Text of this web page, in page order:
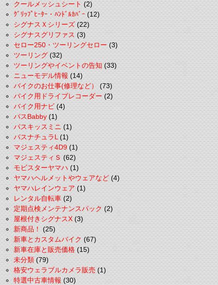
クールメッシュシート(2)
ｸﾞﾘｯﾌﾟﾋｰﾀｰ・ﾊﾝﾄﾞﾙｶﾊﾞｰ(12)
シグナスＸシリーズ(22)
シグナスグリファス(3)
セロー250・ツーリングセロー(3)
ツーリング(32)
ツーリングやイベントの告知(33)
ニューモデル情報(14)
バイクのお仕事(修理など）(73)
バイク用ドライブレコーダー(2)
バイク用ナビ(4)
パスBabby(1)
パスキッスミニ(1)
パスナチュラL(1)
マジェスティ4D9(1)
マジェスティＳ(62)
モビスターヤマハ(1)
ヤマハヘルメットやウェアなど(4)
ヤマハレインウェア(1)
レンタル自転車(2)
定期点検メンテナンスパック(2)
屋根付きシグナスX(3)
新商品！(25)
新車とカスタムバイク(67)
新車在庫と販売価格(15)
未分類(79)
格安ウェラブルカメラ販売(1)
特選中古車情報(30)